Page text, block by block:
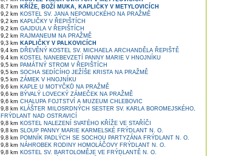
8,7 km KŘÍŽE, BOŽÍ MUKA, KAPLIČKY V METYLOVICÍCH
9,2 km KOSTEL SV. JANA NEPOMUCKÉHO NA PRAŽMĚ
9,2 km KAPLIČKY V ŘEPIŠTÍCH
9,2 km GAJDULA V ŘEPIŠTÍCH
9,2 km RAJMANEUM NA PRAŽMĚ
9,3 km KAPLIČKY V PALKOVICÍCH
9,4 km DŘEVĚNÝ KOSTEL SV. MICHAELA ARCHANDĚLA ŘEPIŠTĚ
9,4 km KOSTEL NANEBEVZETÍ PANNY MARIE V HNOJNÍKU
9,5 km PAMÁTNÝ STROM V ŘEPIŠTÍCH
9,5 km SOCHA SEDÍCÍHO JEŽÍŠE KRISTA NA PRAŽMĚ
9,5 km ZÁMEK V HNOJNÍKU
9,6 km KAPLE U MOTYČKŮ NA PRAŽMĚ
9,6 km BÝVALÝ LOVECKÝ ZÁMEČEK NA PRAŽMĚ
9,6 km CHALUPA FOJTSTVÍ A MUZEUM CHLEBOVIC
9,8 km KLÁŠTER MILOSRDNÝCH SESTER SV. KARLA BOROMEJSKÉHO,
FRÝDLANT NAD OSTRAVICÍ
9,8 km KOSTEL NALEZENÍ SVATÉHO KŘÍŽE VE STAŘÍČI
9,8 km SLOUP PANNY MARIE KARMELSKÉ FRÝDLANT N. O.
9,8 km POMNÍK PADLÝCH SE SOCHOU PARTYZÁNA FRÝDLANT N. O.
9,8 km NÁHROBEK RODINY HOMOLÁČOVY FRÝDLANT N. O.
9,8 km KOSTEL SV. BARTOLOMĚJE VE FRÝDLANTĚ N. O.